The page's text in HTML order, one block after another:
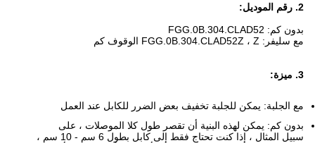
2. رقم الموديل:
بدون كم: FGG.0B.304.CLAD52
مع سليفر: FGG.0B.304.CLAD52Z ، Z الوقوف كم
3. ميزة:
مع الجلبة: يمكن للجلبة تخفيف بعض الضرر للكابل عند العمل
بدون كم: يمكن لهذه البنية أن تقصر طول كلا الموصلات ، على
سبيل المثال ، إذا كنت تحتاج فقط إلى كابل بطول 6 سم - 10 سم ،